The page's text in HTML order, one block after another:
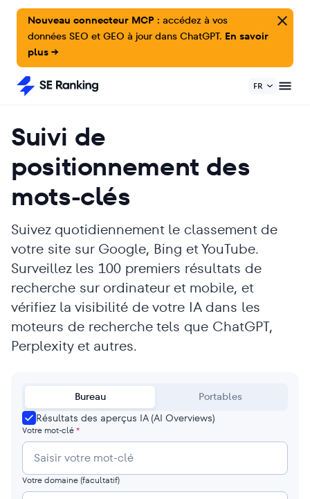
Nouveau connecteur MCP : accédez à vos
données SEO et GEO à jour dans ChatGPT. En savoir
plus →
FR
Suivi de
positionnement des
mots-clés
Suivez quotidiennement le classement de
votre site sur Google, Bing et YouTube.
Surveillez les 100 premiers résultats de
recherche sur ordinateur et mobile, et
vérifiez la visibilité de votre IA dans les
moteurs de recherche tels que ChatGPT,
Perplexity et autres.
Bureau
Portables
Résultats des aperçus IA (AI Overviews)
Votre mot-clé*
Votre domaine(facultatif)